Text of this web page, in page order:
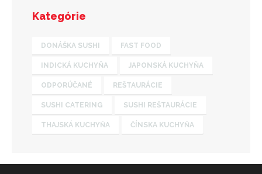
Kategórie
DONÁŠKA SUSHI FAST FOOD
INDICKÁ KUCHYŇA JAPONSKÁ KUCHYŇA
ODPORÚČANÉ REŠTAURÁCIE
SUSHI CATERING SUSHI REŠTAURÁCIE
THAJSKÁ KUCHYŇA ČÍNSKA KUCHYŇA